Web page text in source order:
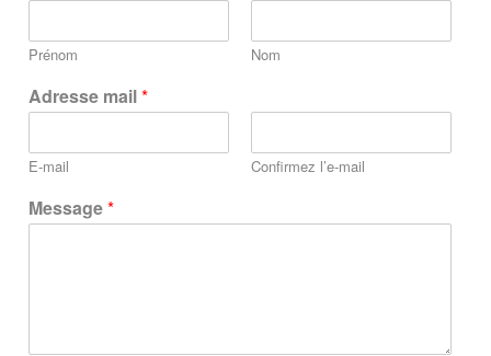
Prénom Nom
Adresse mail*
E-mail Confirmez l’e-mail
Message*